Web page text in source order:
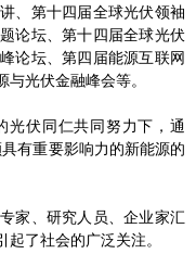
、第十四届全球光伏领袖
论坛、第十四届全球光伏
论坛、第四届能源互联网
光伏金融峰会等。
光伏同仁共同努力下，通
有重要影响力的新能源的
家、研究人员、企业家汇
了社会的广泛关注。